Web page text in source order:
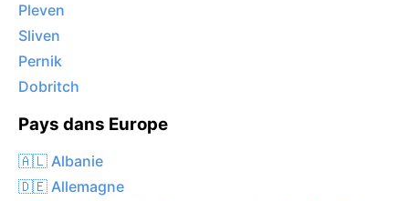
Pleven
Sliven
Pernik
Dobritch
Pays dans Europe
🇦🇱 Albanie
🇩🇪 Allemagne